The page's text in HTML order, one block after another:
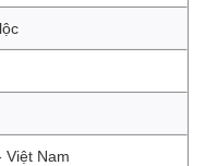
Việt Nam